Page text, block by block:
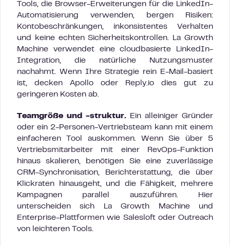
Tools, die Browser-Erweiterungen für die LinkedIn-
Automatisierung verwenden, bergen Risiken:
Kontobeschränkungen, inkonsistentes Verhalten
und keine echten Sicherheitskontrollen. La Growth
Machine verwendet eine cloudbasierte LinkedIn-
Integration, die natürliche Nutzungsmuster
nachahmt. Wenn Ihre Strategie rein E-Mail-basiert
ist, decken Apollo oder Reply.io dies gut zu
geringeren Kosten ab.
Teamgröße und -struktur. Ein alleiniger Gründer
oder ein 2-Personen-Vertriebsteam kann mit einem
einfacheren Tool auskommen. Wenn Sie über 5
Vertriebsmitarbeiter mit einer RevOps-Funktion
hinaus skalieren, benötigen Sie eine zuverlässige
CRM-Synchronisation, Berichterstattung, die über
Klickraten hinausgeht, und die Fähigkeit, mehrere
Kampagnen parallel auszuführen. Hier
unterscheiden sich La Growth Machine und
Enterprise-Plattformen wie Salesloft oder Outreach
von leichteren Tools.